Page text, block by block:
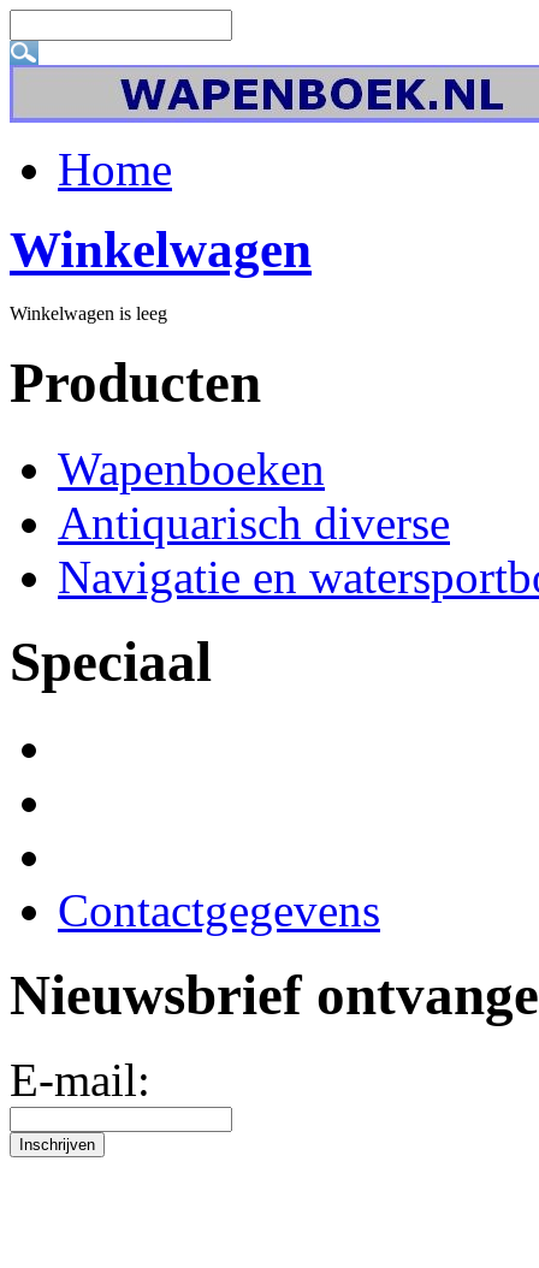
Home
Winkelwagen
Winkelwagen is leeg
Producten
Wapenboeken
Antiquarisch diverse
Navigatie en
Speciaal
Contactgegevens
Nieuwsbrief
E-mail: